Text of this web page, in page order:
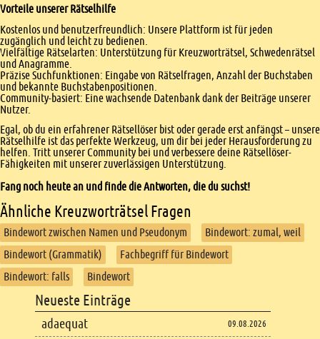
Vorteile unserer Rätselhilfe
Kostenlos und benutzerfreundlich: Unsere Plattform ist für jeden
zugänglich und leicht zu bedienen.
Vielfältige Rätselarten: Unterstützung für Kreuzworträtsel, Schwedenrätsel
und Anagramme.
Präzise Suchfunktionen: Eingabe von Rätselfragen, Anzahl der Buchstaben
und bekannte Buchstabenpositionen.
Community-basiert: Eine wachsende Datenbank dank der Beiträge unserer
Nutzer.
Egal, ob du ein erfahrener Rätsellöser bist oder gerade erst anfängst – unsere
Rätselhilfe ist das perfekte Werkzeug, um dir bei jeder Herausforderung zu
helfen. Tritt unserer Community bei und verbessere deine Rätsellöser-
Fähigkeiten mit unserer zuverlässigen Unterstützung.
Fang noch heute an und finde die Antworten, die du suchst!
Ähnliche Kreuzworträtsel Fragen
Bindewort zwischen Namen und Pseudonym
Bindewort: zumal, weil
Bindewort (Grammatik)
Fachbegriff für Bindewort
Bindewort: falls
Bindewort
Footer content
Neueste Einträge
adaequat 09.08.2026